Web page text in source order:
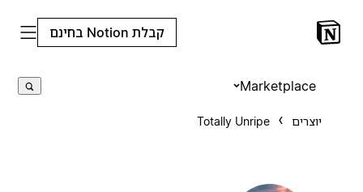
קבלת Notion בחינם
Marketplace
Totally Unripe